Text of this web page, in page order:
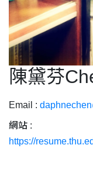
陳黛芬
Email :
網站 :
https://